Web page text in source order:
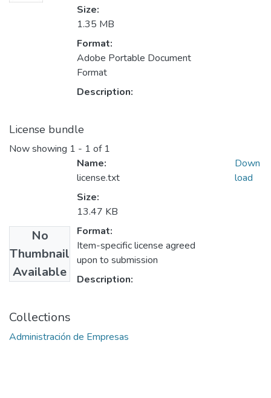
Size:
1.35 MB
Format:
Adobe Portable Document
Format
Description:
License bundle
Now showing 1 - 1 of 1
No
Thumbnail
Available
Name:
license.txt
Size:
13.47 KB
Format:
Item-specific license agreed
upon to submission
Description:
Down
load
Collections
Administración de Empresas